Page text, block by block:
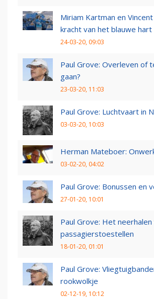
Miriam Kartman en
kracht van het blauwe hart
24-03-20, 09:03
Paul Grove: Overleven of
gaan?
23-03-20, 11:03
Paul Grove: Luchtvaart in
03-03-20, 10:03
Herman Mateboer:
03-02-20, 04:02
Paul Grove: Bonussen en
27-01-20, 10:01
Paul Grove: Het neerhalen
passagierstoestellen
18-01-20, 01:01
Paul Grove:
rookwolkje
02-12-19, 10:12